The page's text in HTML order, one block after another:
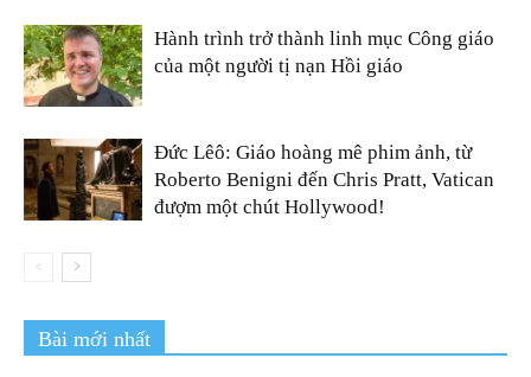
Hành trình trở thành linh mục Công giáo
của một người tị nạn Hồi giáo
Đức Lêô: Giáo hoàng mê phim ảnh, từ
Roberto Benigni đến Chris Pratt, Vatican
đượm một chút Hollywood!
Bài mới nhất